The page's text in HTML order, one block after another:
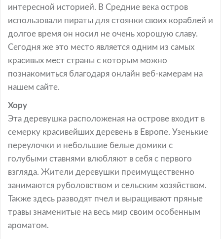
интересной историей. В Средние века остров
использовали пираты для стоянки своих кораблей и
долгое время он носил не очень хорошую славу.
Сегодня же это место является одним из самых
красивых мест страны с которым можно
познакомиться благодаря онлайн веб-камерам на
нашем сайте.
Хору
Эта деревушка расположеная на острове входит в
семерку красивейших деревень в Европе. Узенькие
переулочки и небольшие белые домики с
голубыми ставнями влюбляют в себя с первого
взгляда. Жители деревушки преимущественно
занимаются руболовством и сельским хозяйством.
Также здесь разводят пчел и выращивают пряные
травы знаменитые на весь мир своим особенным
ароматом.